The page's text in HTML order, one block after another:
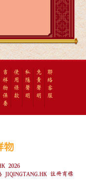
吉
祥
物
保
養
使
用
條
款
私
隱
聲
明
免
責
聲
明
聯
絡
客
服
2026
JIQINGTANG.HK 註冊商標